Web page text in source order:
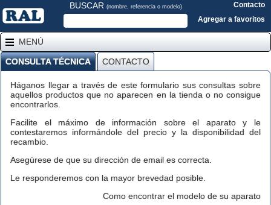
BUSCAR (nombre, referencia o modelo)
Contacto
Agregar a favoritos
MENÚ
CONSULTA TÉCNICA CONTACTO
Háganos llegar a través de este formulario sus consultas sobre
aquellos productos que no aparecen en la tienda o no consigue
encontrarlos.
Facilite el máximo de información sobre el aparato y le
contestaremos informándole del precio y la disponibilidad del
recambio.
Asegúrese de que su dirección de email es correcta.
Le responderemos con la mayor brevedad posible.
Como encontrar el modelo de su aparato